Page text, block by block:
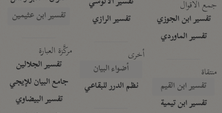
جمع الأقوال
تفسير ابن الجوزي
تفسير الماوردي
منتقاة
تفسير ابن القيم
تفسير ابن تيمية
تفسير الرازي
أخرى
أضواء البيان
نظم الدرر للبقاعي
تفسير ابن عثيمين
مركَّزة العبارة
تفسير الجلالين
جامع البيان للإيجي
تفسير البيضاوي